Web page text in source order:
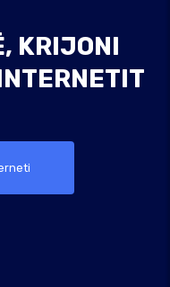
KRIJONI